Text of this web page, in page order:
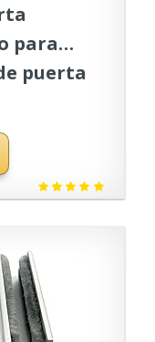
para
puerta
de